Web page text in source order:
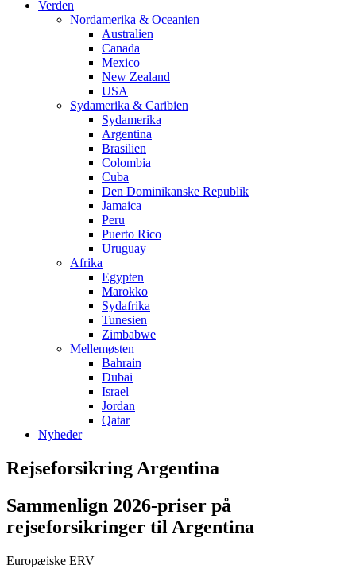
Verden
Nordamerika & Oceanien
Australien
Canada
Mexico
New Zealand
USA
Sydamerika & Caribien
Sydamerika
Argentina
Brasilien
Colombia
Cuba
Den Dominikanske Republik
Jamaica
Peru
Puerto Rico
Uruguay
Afrika
Egypten
Marokko
Sydafrika
Tunesien
Zimbabwe
Mellemøsten
Bahrain
Dubai
Israel
Jordan
Qatar
Nyheder
Rejseforsikring Argentina
Sammenlign 2026-priser på
rejseforsikringer til Argentina
Europæiske ERV